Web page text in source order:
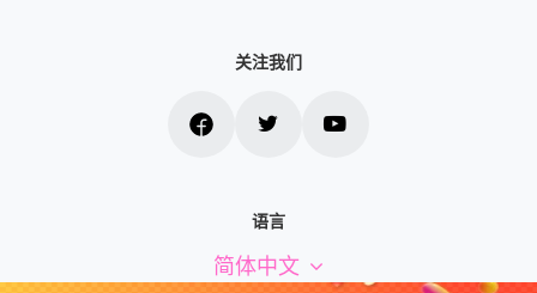
关注我们
语言
简体中文